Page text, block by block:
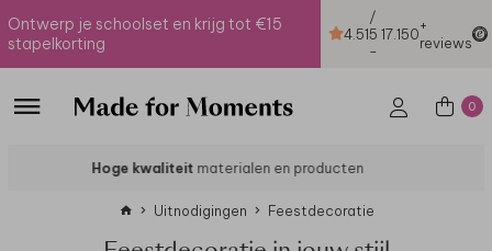
Ontwerp je schoolset en krijg tot €15
stapelkorting
4.51
/
5
-
17.150+
reviews
0
Eenvoudig te personaliseren in de online editor
Uitnodigingen Feestdecoratie